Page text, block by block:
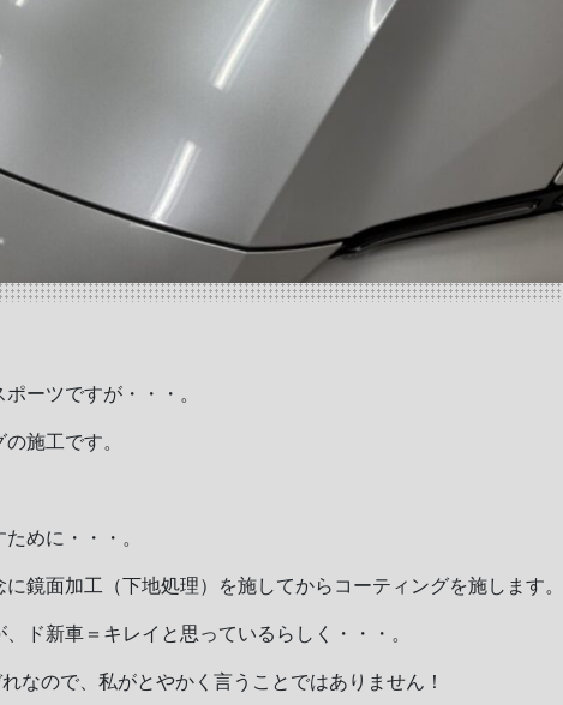
ーツですが・・・。
施工です。
めに・・・。
鏡面加工（下地処理）を施してからコーティングを施します。
ド新車＝キレイと思っているらしく・・・。
なので、私がとやかく言うことではありません！